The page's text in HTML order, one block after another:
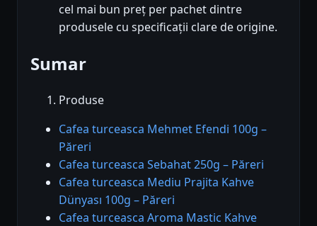
cel mai bun preț per pachet dintre
produsele cu specificații clare de origine.
Sumar
Produse
Cafea turceasca Mehmet Efendi 100g –
Păreri
Cafea turceasca Sebahat 250g – Păreri
Cafea turceasca Mediu Prajita Kahve
Dünyası 100g – Păreri
Cafea turceasca Aroma Mastic Kahve